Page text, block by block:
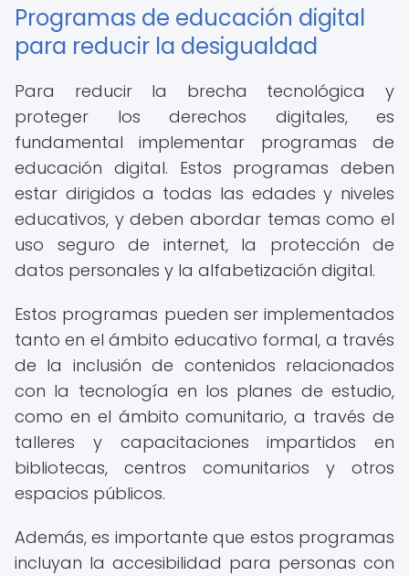
Programas de educación digital
para reducir la desigualdad
Para reducir la brecha tecnológica y
proteger los derechos digitales, es
fundamental implementar programas de
educación digital. Estos programas deben
estar dirigidos a todas las edades y niveles
educativos, y deben abordar temas como el
uso seguro de internet, la protección de
datos personales y la alfabetización digital.
Estos programas pueden ser implementados
tanto en el ámbito educativo formal, a través
de la inclusión de contenidos relacionados
con la tecnología en los planes de estudio,
como en el ámbito comunitario, a través de
talleres y capacitaciones impartidos en
bibliotecas, centros comunitarios y otros
espacios públicos.
Además, es importante que estos programas
incluyan la accesibilidad para personas con